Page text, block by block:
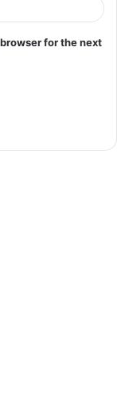
for the next